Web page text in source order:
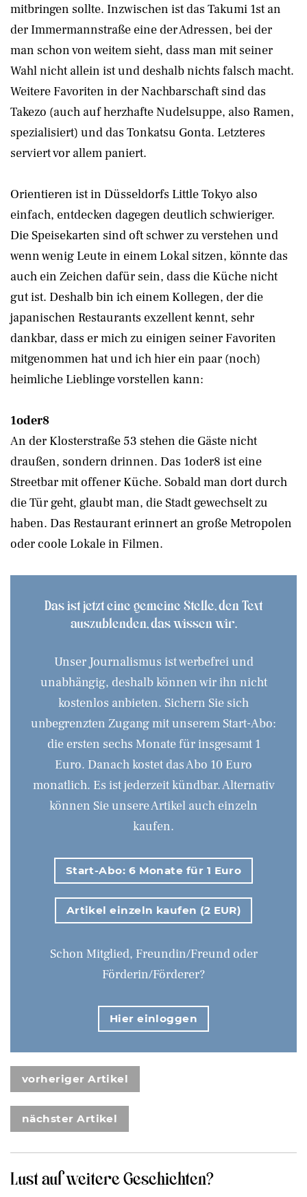
mitbringen sollte. Inzwischen ist das Takumi 1st an
der Immermannstraße eine der Adressen, bei der
man schon von weitem sieht, dass man mit seiner
Wahl nicht allein ist und deshalb nichts falsch macht.
Weitere Favoriten in der Nachbarschaft sind das
Takezo (auch auf herzhafte Nudelsuppe, also Ramen,
spezialisiert) und das Tonkatsu Gonta. Letzteres
serviert vor allem paniert.
Orientieren ist in Düsseldorfs Little Tokyo also
einfach, entdecken dagegen deutlich schwieriger.
Die Speisekarten sind oft schwer zu verstehen und
wenn wenig Leute in einem Lokal sitzen, könnte das
auch ein Zeichen dafür sein, dass die Küche nicht
gut ist. Deshalb bin ich einem Kollegen, der die
japanischen Restaurants exzellent kennt, sehr
dankbar, dass er mich zu einigen seiner Favoriten
mitgenommen hat und ich hier ein paar (noch)
heimliche Lieblinge vorstellen kann:
1oder8
An der Klosterstraße 53 stehen die Gäste nicht
draußen, sondern drinnen. Das 1oder8 ist eine
Streetbar mit offener Küche. Sobald man dort durch
die Tür geht, glaubt man, die Stadt gewechselt zu
haben. Das Restaurant erinnert an große Metropolen
oder coole Lokale in Filmen.
Das ist jetzt eine gemeine Stelle, den Text
auszublenden, das wissen wir.
Unser Journalismus ist werbefrei und
unabhängig, deshalb können wir ihn nicht
kostenlos anbieten. Sichern Sie sich
unbegrenzten Zugang mit unserem Start-Abo:
die ersten sechs Monate für insgesamt 1
Euro. Danach kostet das Abo 10 Euro
monatlich. Es ist jederzeit kündbar. Alternativ
können Sie unsere Artikel auch einzeln
kaufen.
Start-Abo: 6 Monate für 1 Euro
Artikel einzeln kaufen (2 EUR)
Schon Mitglied, Freundin/Freund oder
Förderin/Förderer?
Hier einloggen
vorheriger Artikel
nächster Artikel
Lust auf weitere Geschichten?